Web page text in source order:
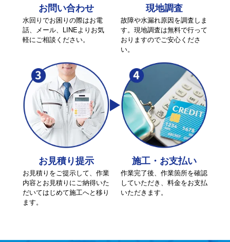
お問い合わせ
水回りでお困りの際はお電
話、メール、LINEよりお気
軽にご相談ください。
現地調査
故障や水漏れ原因を調査しま
す。現地調査は無料で行って
おりますのでご安心くださ
い。
お見積り提示
お見積りをご提示して、作業
内容とお見積りにご納得いた
だいてはじめて施工へと移り
ます。
施工・お支払い
作業完了後、作業箇所を確認
していただき、料金をお支払
いただきます。